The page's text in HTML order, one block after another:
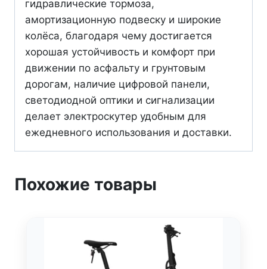
гидравлические тормоза,
амортизационную подвеску и широкие
колёса, благодаря чему достигается
хорошая устойчивость и комфорт при
движении по асфальту и грунтовым
дорогам, наличие цифровой панели,
светодиодной оптики и сигнализации
делает электроскутер удобным для
ежедневного использования и доставки.
Похожие товары